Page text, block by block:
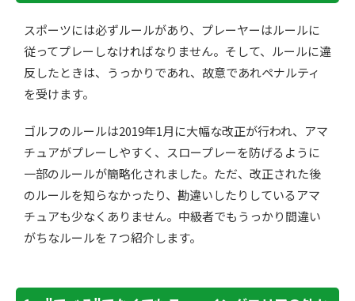
スポーツには必ずルールがあり、プレーヤーはルールに
従ってプレーしなければなりません。そして、ルールに違
反したときは、うっかりであれ、故意であれペナルティ
を受けます。
ゴルフのルールは2019年1月に大幅な改正が行われ、アマ
チュアがプレーしやすく、スロープレーを防げるように
一部のルールが簡略化されました。ただ、改正された後
のルールを知らなかったり、勘違いしたりしているアマ
チュアも少なくありません。中級者でもうっかり間違い
がちなルールを７つ紹介します。